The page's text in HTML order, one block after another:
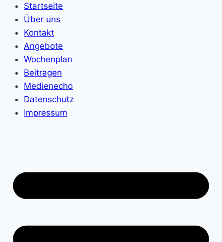
Startseite
Über uns
Kontakt
Angebote
Wochenplan
Beitragen
Medienecho
Datenschutz
Impressum